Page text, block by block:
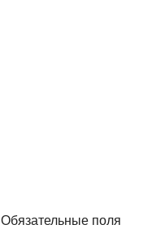
Обязательные поля